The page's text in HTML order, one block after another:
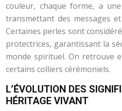
couleur, chaque forme, a
transmettant des messages
Certaines perles sont
protectrices, garantissant la
monde spirituel. On retrouve
certains colliers cérémoniels.
L’ÉVOLUTION DES
HÉRITAGE VIVANT